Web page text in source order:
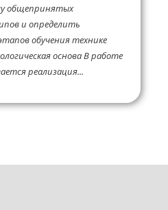
общепринятых
и определить
обучения технике
основа В работе
реализация...